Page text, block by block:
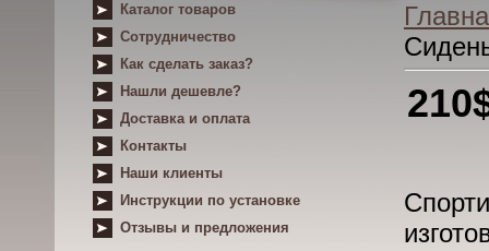
Каталог товаров
Сотрудничество
Как сделать заказ?
Нашли дешевле?
Доставка и оплата
Контакты
Наши клиенты
Инструкции по установке
Отзывы и предложения